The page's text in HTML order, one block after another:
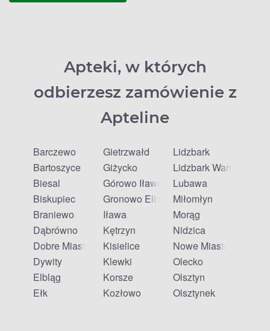
Apteki, w których
odbierzesz zamówienie z
Apteline
Barczewo
Bartoszyce
Biesal
Biskupiec
Braniewo
Dąbrówno
Dobre Miasto
Dywity
Elbląg
Ełk
Gietrzwałd
Giżycko
Górowo Iławeckie
Gronowo Elbląskie
Iława
Kętrzyn
Kisielice
Klewki
Korsze
Kozłowo
Lidzbark
Lidzbark Warmiński
Lubawa
Miłomłyn
Morąg
Nidzica
Nowe Miasto
Olecko
Olsztyn
Olsztynek